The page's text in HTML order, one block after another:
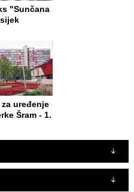
"Sunčana
uređenje
Šram - 1.